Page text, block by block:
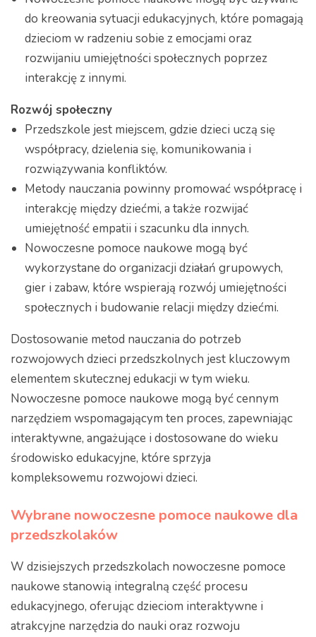
do kreowania sytuacji edukacyjnych, które pomagają
dzieciom w radzeniu sobie z emocjami oraz
rozwijaniu umiejętności społecznych poprzez
interakcję z innymi.
Rozwój społeczny
Przedszkole jest miejscem, gdzie dzieci uczą się
współpracy, dzielenia się, komunikowania i
rozwiązywania konfliktów.
Metody nauczania powinny promować współpracę i
interakcję między dziećmi, a także rozwijać
umiejętność empatii i szacunku dla innych.
Nowoczesne pomoce naukowe mogą być
wykorzystane do organizacji działań grupowych,
gier i zabaw, które wspierają rozwój umiejętności
społecznych i budowanie relacji między dziećmi.
Dostosowanie metod nauczania do potrzeb
rozwojowych dzieci przedszkolnych jest kluczowym
elementem skutecznej edukacji w tym wieku.
Nowoczesne pomoce naukowe mogą być cennym
narzędziem wspomagającym ten proces, zapewniając
interaktywne, angażujące i dostosowane do wieku
środowisko edukacyjne, które sprzyja
kompleksowemu rozwojowi dzieci.
Wybrane nowoczesne pomoce naukowe dla
przedszkolaków
W dzisiejszych przedszkolach nowoczesne pomoce
naukowe stanowią integralną część procesu
edukacyjnego, oferując dzieciom interaktywne i
atrakcyjne narzędzia do nauki oraz rozwoju